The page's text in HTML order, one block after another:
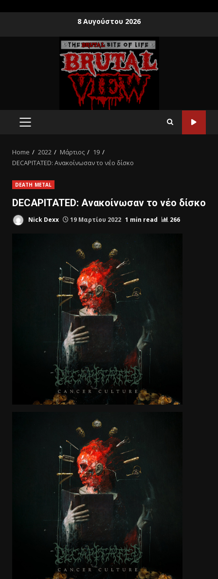
8 Αυγούστου 2026
Home 2022 Μάρτιος
19
DECAPITATED: Ανακοίνωσαν το νέο δίσκο
DEATH METAL
DECAPITATED: Ανακοίνωσαν το νέο δίσκο
Nick Dexx 19 Μαρτίου 2022 1 min read 266